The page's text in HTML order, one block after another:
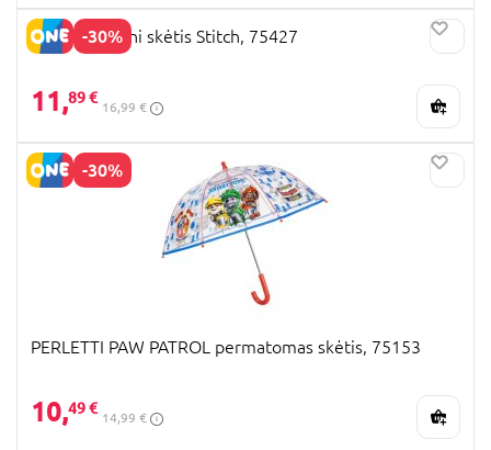
-30%
PERLETTI Mini skėtis Stitch, 75427
11,89 €
16,99 €
-30%
PERLETTI PAW PATROL permatomas skėtis, 75153
10,49 €
14,99 €